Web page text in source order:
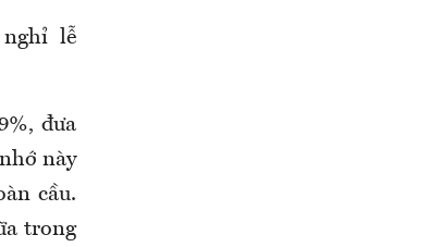
lễ
đưa
này
cầu.
trong